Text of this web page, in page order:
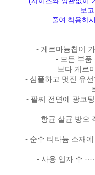
보
줄여 착용하
- 게르마늄칩이
- 모든 부품
보다 게르
- 심플하고 멋진 유
- 팔찌 전면에 광코
항균 살균 방오
- 순수 티타늄 소재
- 사용 입자 수